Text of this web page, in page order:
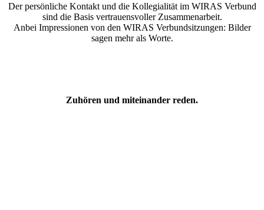
Der persönliche Kontakt und die Kollegialität im WIRAS Verbund
sind die Basis vertrauensvoller Zusammenarbeit.
Anbei Impressionen von den WIRAS Verbundsitzungen: Bilder
sagen mehr als Worte.
Zuhören und miteinander reden.